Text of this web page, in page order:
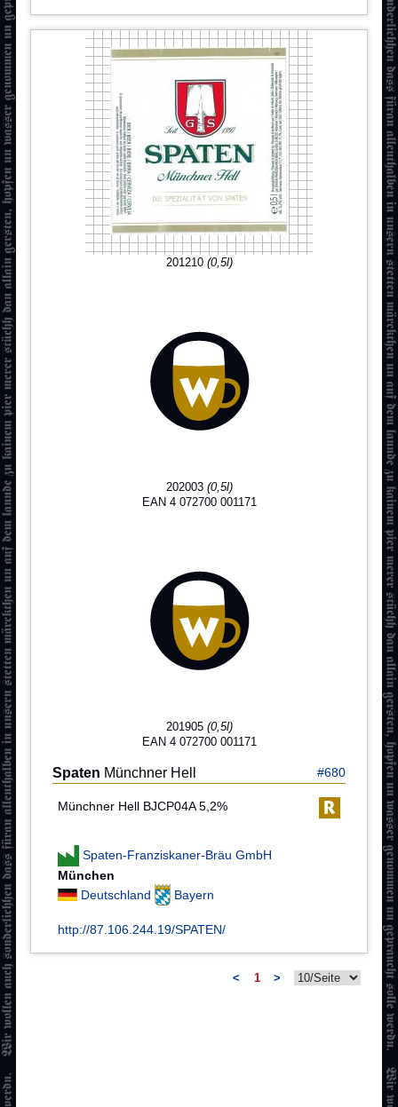
201210 (0,5l)
202003 (0,5l)
EAN 4 072700 001171
201905 (0,5l)
EAN 4 072700 001171
Spaten Münchner Hell #680
Münchner Hell BJCP04A 5,2%
Spaten-Franziskaner-Bräu GmbH
München
Deutschland
Bayern
http://87.106.244.19/SPATEN/
< 1 >